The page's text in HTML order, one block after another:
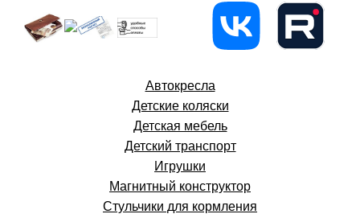
Автокресла
Детские коляски
Детская мебель
Детский транспорт
Игрушки
Магнитный конструктор
Стульчики для кормления